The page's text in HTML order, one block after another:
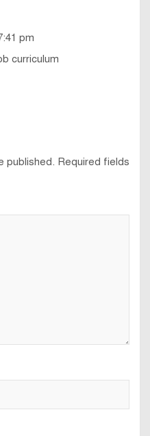
pm
curriculum
published. Required fields